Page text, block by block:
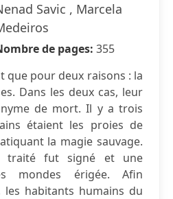
Savic , Marcela
de pages: 355
que pour deux raisons : la
Dans les deux cas, leur
de mort. Il y a trois
étaient les proies de
la magie sauvage.
traité fut signé et une
mondes érigée. Afin
habitants humains du